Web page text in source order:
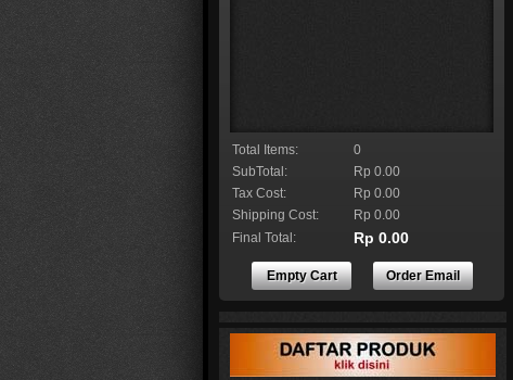
Total Items:
0
SubTotal:
Rp 0.00
Tax Cost:
Rp 0.00
Shipping Cost:
Rp 0.00
Final Total:
Rp 0.00
Empty Cart Order Email